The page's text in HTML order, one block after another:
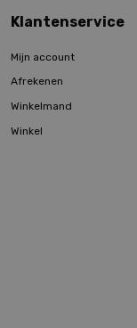
Klantenservice
Mijn account
Afrekenen
Winkelmand
Winkel